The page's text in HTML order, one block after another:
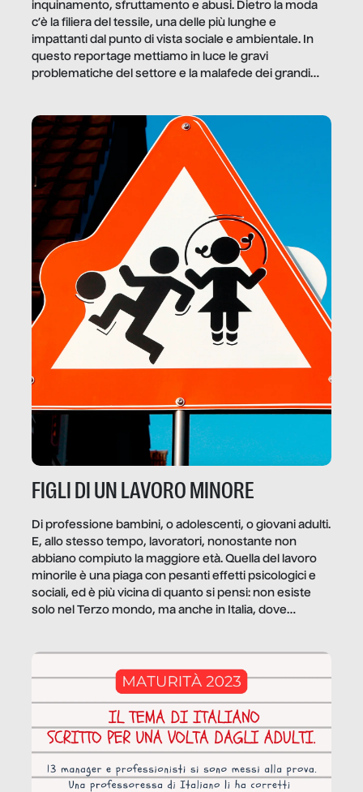
inquinamento, sfruttamento e abusi. Dietro la moda
c’è la filiera del tessile, una delle più lunghe e
impattanti dal punto di vista sociale e ambientale. In
questo reportage mettiamo in luce le gravi
problematiche del settore e la malafede dei grandi
FIGLI DI UN LAVORO MINORE
Di professione bambini, o adolescenti, o giovani adulti.
E, allo stesso tempo, lavoratori, nonostante non
abbiano compiuto la maggiore età. Quella del lavoro
minorile è una piaga con pesanti effetti psicologici e
sociali, ed è più vicina di quanto si pensi: non esiste
solo nel Terzo mondo, ma anche in Italia, dove